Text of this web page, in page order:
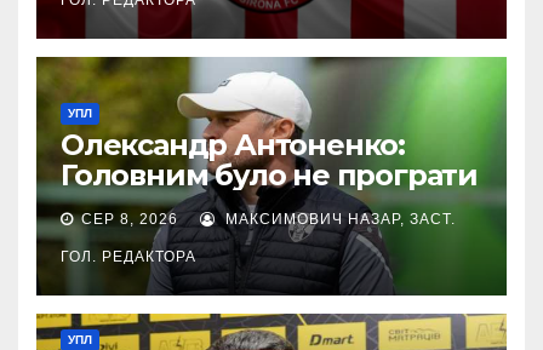
УПЛ
Олександр Антоненко:
Головним було не програти
СЕР 8, 2026 МАКСИМОВИЧ НАЗАР, ЗАСТ.
ГОЛ. РЕДАКТОРА
УПЛ